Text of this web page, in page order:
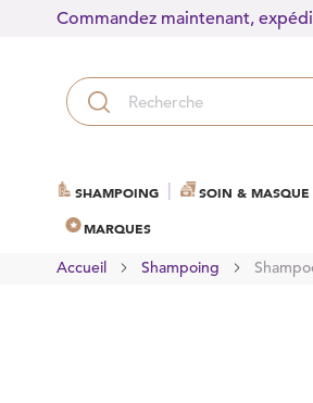
Commandez maintenant,
SHAMPOING SOIN & MASQUE
MARQUES
Accueil Shampoing